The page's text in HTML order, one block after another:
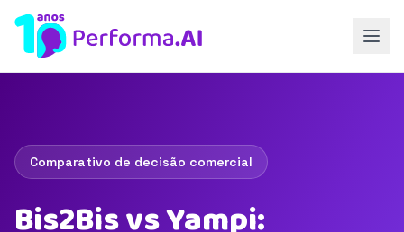
Comparativo de decisão comercial
Bis2Bis vs Yampi: